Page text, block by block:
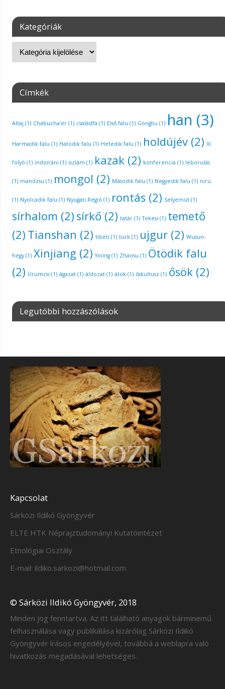
Kategóriák
Címkék
Altaj (1) Chabucha'er(1) családfa (1) Első falu (1) Gongliu (1) han (3)
Harmadik falu (1) Hatodik falu (1) Hetedik falu (1) holdújév(2) Ili
folyó (1) indoiráni (1) iszlám (1) kazak(2) konferencia (1) leborulás
(1) mandzsu (1) mongol (2) Második falu (1) Negyedik falu (1) niru
(1) Nyolcadik falu (1) Nyugati Régió (1) rontás (2) Selyemút(1)
sírhalom (2) sírkő (2) tatár(1) Tekesi (1) temető
(2) Tianshan (2) tibeti (1) türk(1) ujgur(2) Wusun-
hegy(1) Xinjiang (2) Yining(1) Zhaosu (1) Ötödik falu
(2) Ürümcsi (1) ágazat(1) áldozat(1) átok(1) őskultusz (1) ősök(2)
Legutóbbi hozzászólások
Kapcsolat
Sárközi Ildikó Gyöngyvér
ELTE HTK Néprajztudományi Kutatóintézet
Etnológiai Osztály
E-mail: ildiko.sarkozi@hotmail.com
© Sárközi Ildikó Gyöngyvér, 2018
Minden jog fenntartva. Az itt található anyagok bárminemű
felhasználása vagy publikálása kizárólag Sárközi Ildikó
Gyöngyvér írásos engedélyével, továbbá a weblapra való
hivatkozás megadásával lehetséges.